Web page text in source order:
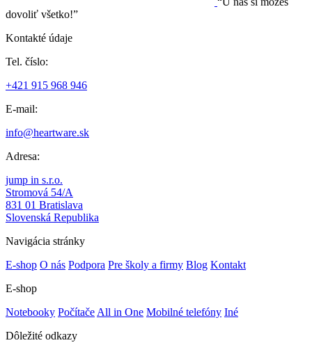
dovoliť všetko!”
Kontakté údaje
Tel. číslo:
+421 915 968 946
E-mail:
info@heartware.sk
Adresa:
jump in s.r.o.
Stromová 54/A
831 01 Bratislava
Slovenská Republika
Navigácia stránky
E-shop O nás Podpora Pre školy a firmy Blog Kontakt
E-shop
Notebooky Počítače All in One Mobilné telefóny Iné
Dôležité odkazy